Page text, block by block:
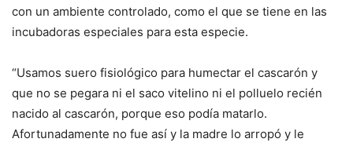
con un ambiente controlado, como el que se tiene en las
incubadoras especiales para esta especie.
“Usamos suero fisiológico para humectar el cascarón y
que no se pegara ni el saco vitelino ni el polluelo recién
nacido al cascarón, porque eso podía matarlo.
Afortunadamente no fue así y la madre lo arropó y le